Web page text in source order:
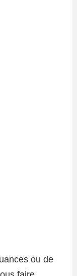
ou de